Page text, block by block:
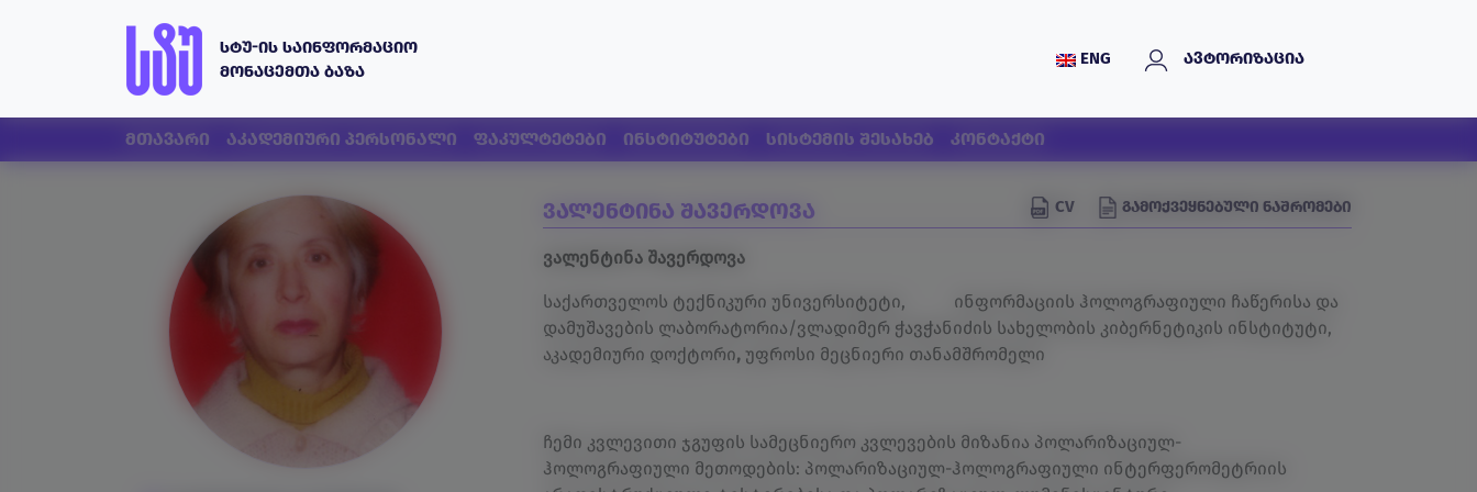
სტუ-ის საინფორმაციო
მონაცემთა ბაზა
ENG ავტორიზაცია
მთავარი აკადემიური პერსონალი ფაკულტეტები ინსტიტუტები სისტემის შესახებ კონტაქტი
ვალენტინა შავერდოვა CV გამოქვეყნებული ნაშრომები
ვალენტინა შავერდოვა
საქართველოს ტექნიკური უნივერსიტეტი, ინფორმაციის ჰოლოგრაფიული ჩაწერისა და
დამუშავების ლაბორატორია/ვლადიმერ ჭავჭანიძის სახელობის კიბერნეტიკის ინსტიტუტი,
აკადემიური დოქტორი, უფროსი მეცნიერი თანამშრომელი
ჩემი კვლევითი ჯგუფის სამეცნიერო კვლევების მიზანია პოლარიზაციულ-
ჰოლოგრაფიული მეთოდების: პოლარიზაციულ-ჰოლოგრაფიული ინტერფერომეტრიის